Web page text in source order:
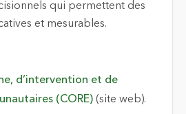
qui permettent des
et mesurables.
d’intervention et de
(CORE)(site web).